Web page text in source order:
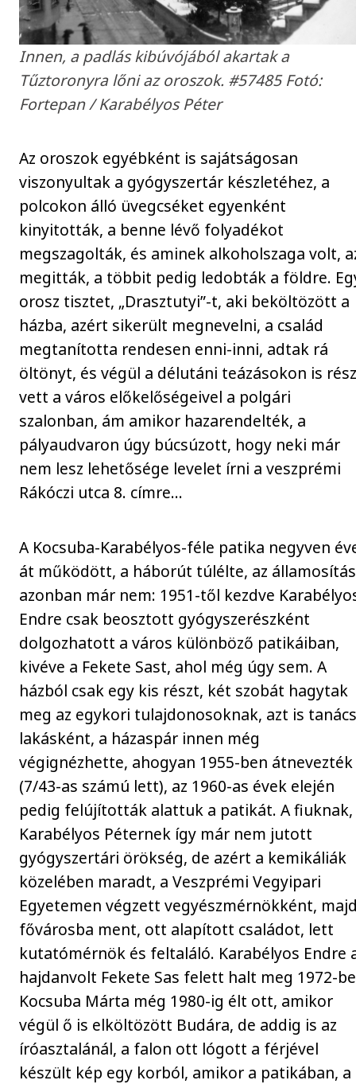
Innen, a padlás kibúvójából akartak a
Tűztoronyra lőni az oroszok. #57485 ​Fotó:
Fortepan / Karabélyos Péter
Az oroszok egyébként is sajátságosan
viszonyultak a gyógyszertár készletéhez, a
polcokon álló üvegcséket egyenként
kinyitották, a benne lévő folyadékot
megszagolták, és aminek alkoholszaga volt,
megitták, a többit pedig ledobták a földre.
orosz tisztet, „Drasztutyi”-t, aki beköltözött a
házba, azért sikerült megnevelni, a család
megtanította rendesen enni-inni, adtak rá
öltönyt, és végül a délutáni teázásokon is
vett a város előkelőségeivel a polgári
szalonban, ám amikor hazarendelték, a
pályaudvaron úgy búcsúzott, hogy neki már
nem lesz lehetősége levelet írni a veszprémi
Rákóczi utca 8. címre…
A Kocsuba-Karabélyos-féle patika negyven
át működött, a háborút túlélte, az
azonban már nem: 1951-től kezdve
Endre csak beosztott gyógyszerészként
dolgozhatott a város különböző patikáiban,
kivéve a Fekete Sast, ahol még úgy sem. A
házból csak egy kis részt, két szobát hagytak
meg az egykori tulajdonosoknak, azt is
lakásként, a házaspár innen még
végignézhette, ahogyan 1955-ben átnevezték
(7/43-as számú lett), az 1960-as évek elején
pedig felújították alattuk a patikát. A fiuknak,
Karabélyos Péternek így már nem jutott
gyógyszertári örökség, de azért a kemikáliák
közelében maradt, a Veszprémi Vegyipari
Egyetemen végzett vegyészmérnökként,
fővárosba ment, ott alapított családot, lett
kutatómérnök és feltaláló. Karabélyos Endre
hajdanvolt Fekete Sas felett halt meg 1972-
Kocsuba Márta még 1980-ig élt ott, amikor
végül ő is elköltözött Budára, de addig is az
íróasztalánál, a falon ott lógott a férjével
készült kép egy korból, amikor a patikában, a